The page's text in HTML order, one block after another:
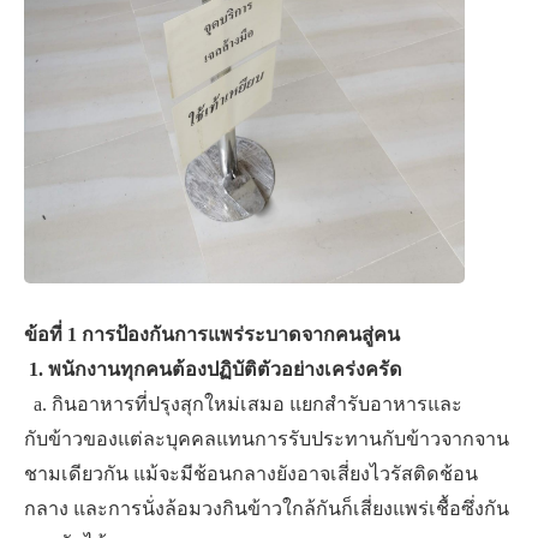
​ข้อที่ 1 การป้องกันการแพร่ระบาดจากคนสู่คน
1. พนักงานทุกคนต้องปฏิบัติตัวอย่างเคร่งครัด
​ ​ a. กินอาหารที่ปรุงสุกใหม่เสมอ แยกสำรับอาหารและ
กับข้าวของแต่ละบุคคลแทนการรับประทานกับข้าวจากจาน
ชามเดียวกัน แม้จะมีช้อนกลางยังอาจเสี่ยงไวรัสติดช้อน
กลาง และการนั่งล้อมวงกินข้าวใกล้กันก็เสี่ยงแพร่เชื้อซึ่งกัน